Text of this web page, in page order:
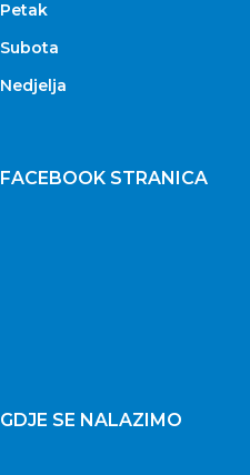
Petak
Subota
Nedjelja
FACEBOOK STRANICA
GDJE SE NALAZIMO